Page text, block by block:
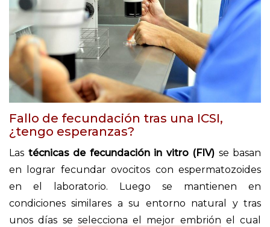
Fallo de fecundación tras una ICSI,
¿tengo esperanzas?
Las técnicas de fecundación in vitro (FIV) se basan
en lograr fecundar ovocitos con espermatozoides
en el laboratorio. Luego se mantienen en
condiciones similares a su entorno natural y tras
unos días se selecciona el mejor embrión el cual